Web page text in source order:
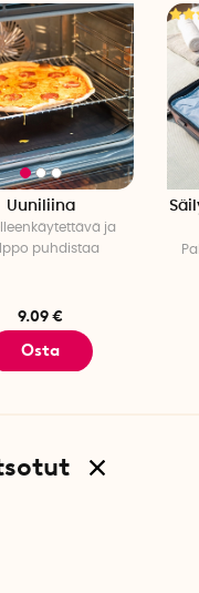
Uuniliina
ja
puhdistaa
9.09 €
Osta